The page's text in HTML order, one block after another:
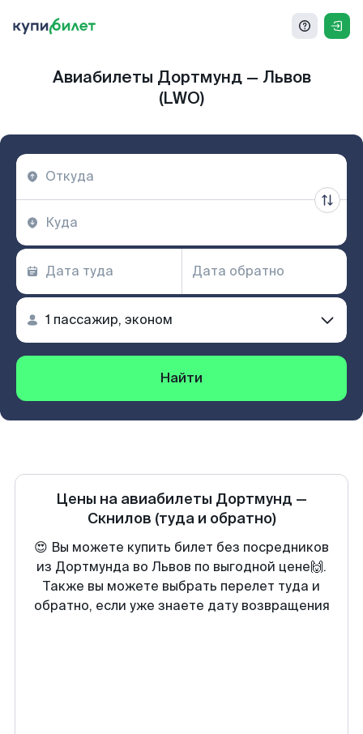
Авиабилеты Дортмунд — Львов
(LWO)
Найти
Цены на авиабилеты Дортмунд —
Скнилов (туда и обратно)
😍 Вы можете купить билет без посредников
из Дортмунда во Львов по выгодной цене🙌.
Также вы можете выбрать перелет туда и
обратно, если уже знаете дату возвращения